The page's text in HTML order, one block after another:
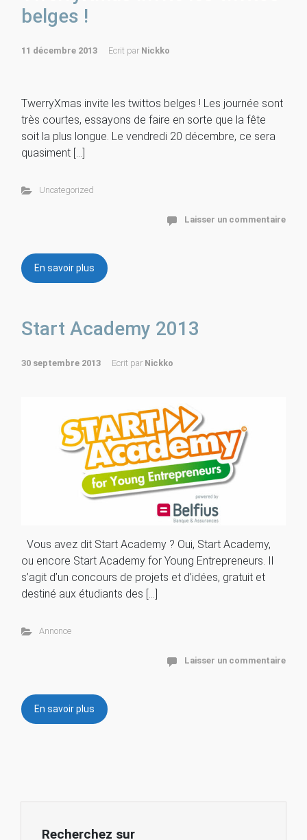
belges !
11 décembre 2013 Ecrit par Nickko
TwerryXmas invite les twittos belges ! Les journée sont
très courtes, essayons de faire en sorte que la fête
soit la plus longue. Le vendredi 20 décembre, ce sera
quasiment […]
Uncategorized
Laisser un commentaire
En savoir plus
Start Academy 2013
30 septembre 2013 Ecrit par Nickko
Vous avez dit Start Academy ? Oui, Start Academy,
ou encore Start Academy for Young Entrepreneurs. Il
s’agit d’un concours de projets et d’idées, gratuit et
destiné aux étudiants des […]
Annonce
Laisser un commentaire
En savoir plus
Recherchez sur